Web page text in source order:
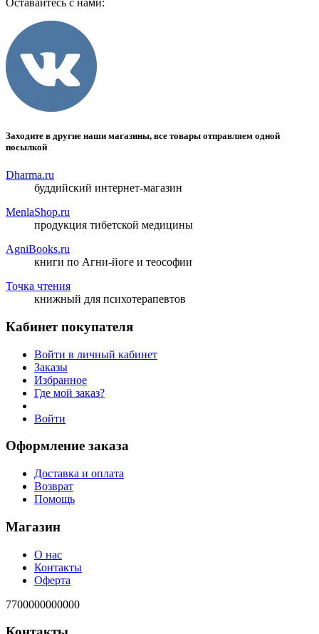
Заходите в другие наши магазины, все товары отправляем одной
посылкой
Dharma.ru
буддийский интернет-магазин
MenlaShop.ru
продукция тибетской медицины
AgniBooks.ru
книги по Агни-йоге и теософии
Точка чтения
книжный для психотерапевтов
Кабинет покупателя
Войти в личный кабинет
Заказы
Избранное
Где мой заказ?
Войти
Оформление заказа
Доставка и оплата
Возврат
Помощь
Магазин
О нас
Контакты
Оферта
7700000000000